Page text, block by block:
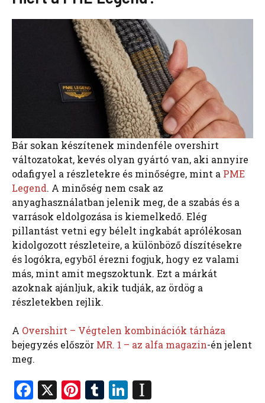
Bár sokan készítenek mindenféle overshirt
változatokat, kevés olyan gyártó van, aki annyire
odafigyel a részletekre és minőségre, mint a PME
Legend. A minőség nem csak az
anyaghasználatban jelenik meg, de a szabás és a
varrások eldolgozása is kiemelkedő. Elég
pillantást vetni egy bélelt ingkabát aprólékosan
kidolgozott részleteire, a különböző díszítésekre
és logókra, egyből érezni fogjuk, hogy ez valami
más, mint amit megszoktunk. Ezt a márkát
azoknak ajánljuk, akik tudják, az ördög a
részletekben rejlik.
A Overshirt – Végtelen kombinációk tárháza
bejegyzés először MR. 1 – az alfa magazin-én jelent
meg.
F X Pi T Li